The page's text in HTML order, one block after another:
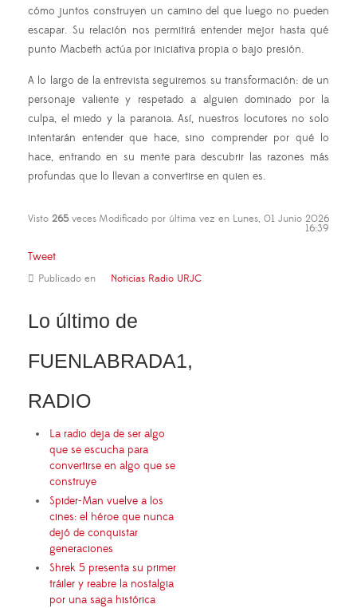
cómo juntos construyen un camino del que luego no pueden
escapar. Su relación nos permitirá entender mejor hasta qué
punto Macbeth actúa por iniciativa propia o bajo presión.
A lo largo de la entrevista seguiremos su transformación: de un
personaje valiente y respetado a alguien dominado por la
culpa, el miedo y la paranoia. Así, nuestros locutores no solo
intentarán entender que hace, sino comprender por qué lo
hace, entrando en su mente para descubrir las razones más
profundas que lo llevan a convertirse en quien es.
Visto 265veces Modificado por última vez en Lunes, 01 Junio 2026
16:39
Tweet
Publicado en Noticias Radio URJC
Lo último de
FUENLABRADA1,
RADIO
La radio deja de ser algo
que se escucha para
convertirse en algo que se
construye
Spider-Man vuelve a los
cines: el héroe que nunca
dejó de conquistar
generaciones
Shrek 5 presenta su primer
tráiler y reabre la nostalgia
por una saga histórica